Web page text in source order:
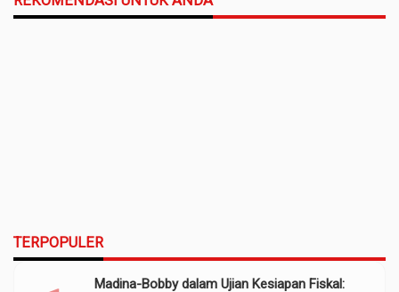
TERPOPULER
Madina-Bobby dalam Ujian Kesiapan Fiskal: